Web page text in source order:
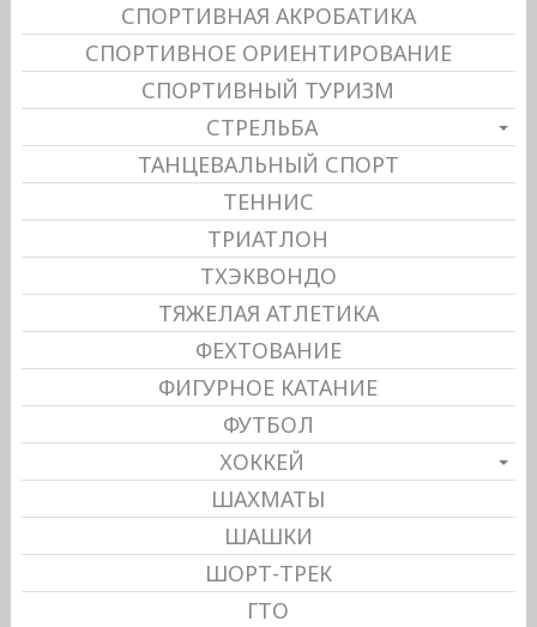
СПОРТИВНАЯ АКРОБАТИКА
СПОРТИВНОЕ ОРИЕНТИРОВАНИЕ
СПОРТИВНЫЙ ТУРИЗМ
СТРЕЛЬБА
ТАНЦЕВАЛЬНЫЙ СПОРТ
ТЕННИС
ТРИАТЛОН
ТХЭКВОНДО
ТЯЖЕЛАЯ АТЛЕТИКА
ФЕХТОВАНИЕ
ФИГУРНОЕ КАТАНИЕ
ФУТБОЛ
ХОККЕЙ
ШАХМАТЫ
ШАШКИ
ШОРТ-ТРЕК
ГТО